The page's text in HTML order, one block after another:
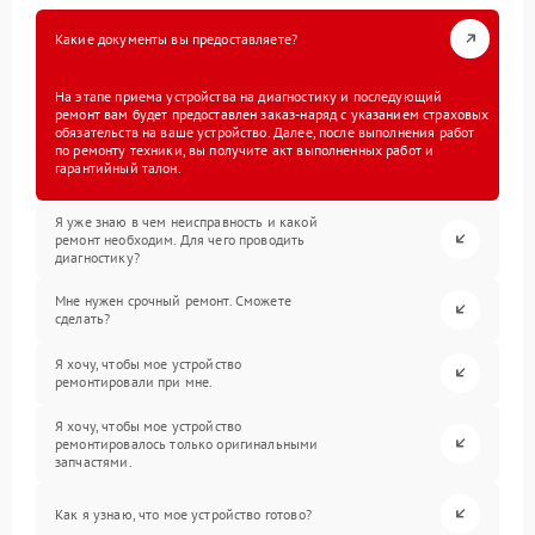
Какие документы вы предоставляете?
На этапе приема устройства на диагностику и последующий
ремонт вам будет предоставлен заказ-наряд с указанием страховых
обязательств на ваше устройство. Далее, после выполнения работ
по ремонту техники, вы получите акт выполненных работ и
гарантийный талон.
Я уже знаю в чем неисправность и какой
ремонт необходим. Для чего проводить
диагностику?
Мне нужен срочный ремонт. Сможете
сделать?
Я хочу, чтобы мое устройство
ремонтировали при мне.
Я хочу, чтобы мое устройство
ремонтировалось только оригинальными
запчастями.
Как я узнаю, что мое устройство готово?